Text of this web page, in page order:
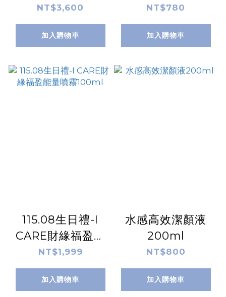
NT$3,600
加入購物車
NT$780
加入購物車
115.08生日禮-I
CARE財緣福盈能
量噴霧100ml
NT$1,999
加入購物車
水感高效潔顏液
200ml
NT$800
加入購物車